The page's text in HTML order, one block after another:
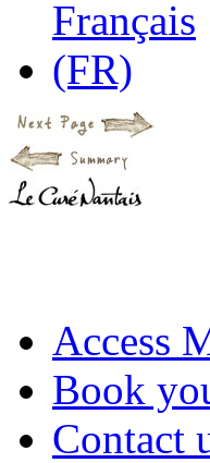
Access
Book
Contact